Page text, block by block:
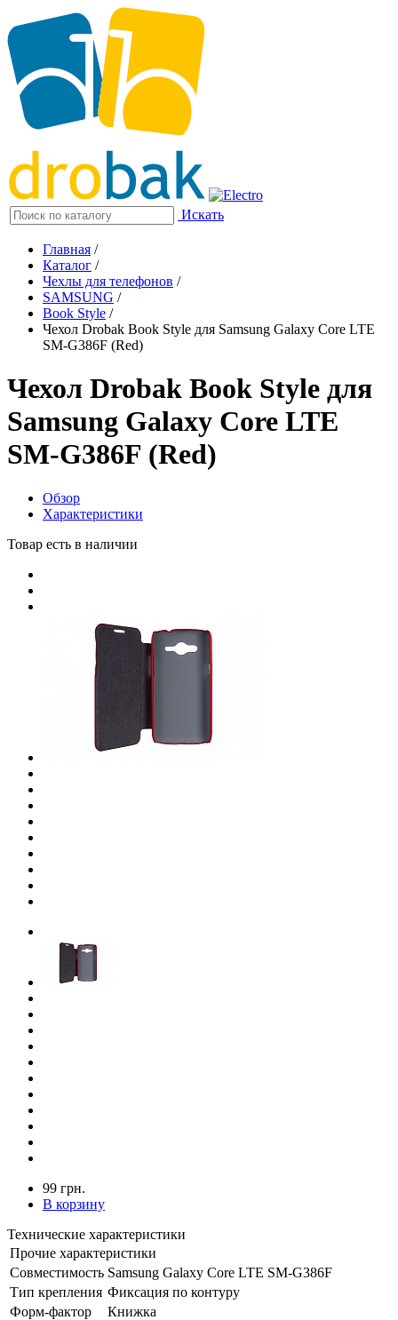
Искать
Главная /
Каталог /
Чехлы для телефонов /
SAMSUNG /
Book Style /
Чехол Drobak Book Style для Samsung Galaxy Core LTE
SM-G386F (Red)
Чехол Drobak Book Style для
Samsung Galaxy Core LTE
SM-G386F (Red)
Обзор
Характеристики
Товар есть в наличии
99 грн.
В корзину
Технические характеристики
Прочие характеристики
Совместимость Samsung Galaxy Core LTE SM-G386F
Тип крепления Фиксация по контуру
Форм-фактор
Книжка